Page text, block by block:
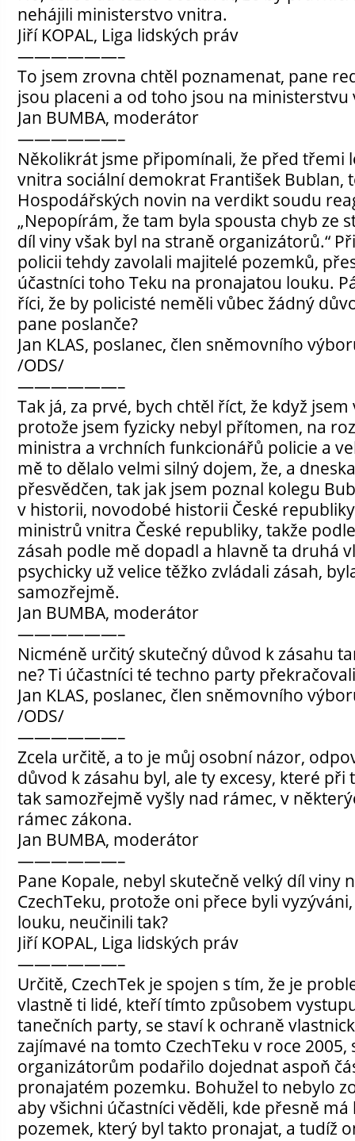
nehájili ministerstvo vnitra.
Jiří KOPAL, Liga lidských práv
——————–
To jsem zrovna chtěl poznamenat, pane
jsou placeni a od toho jsou na ministerstvu
Jan BUMBA, moderátor
——————–
Několikrát jsme připomínali, že před třemi
vnitra sociální demokrat František Bublan,
Hospodářských novin na verdikt soudu
„Nepopírám, že tam byla spousta chyb ze
díl viny však byl na straně organizátorů.“
policii tehdy zavolali majitelé pozemků,
účastníci toho Teku na pronajatou louku.
říci, že by policisté neměli vůbec žádný
pane poslanče?
Jan KLAS, poslanec, člen sněmovního
/ODS/
——————–
Tak já, za prvé, bych chtěl říct, že když
protože jsem fyzicky nebyl přítomen, na
ministra a vrchních funkcionářů policie a
mě to dělalo velmi silný dojem, že, a
přesvědčen, tak jak jsem poznal kolegu
v historii, novodobé historii České
ministrů vnitra České republiky, takže
zásah podle mě dopadl a hlavně ta druhá
psychicky už velice těžko zvládali zásah,
samozřejmě.
Jan BUMBA, moderátor
——————–
Nicméně určitý skutečný důvod k zásahu
ne? Ti účastníci té techno party
Jan KLAS, poslanec, člen sněmovního
/ODS/
——————–
Zcela určitě, a to je můj osobní názor,
důvod k zásahu byl, ale ty excesy, které při
tak samozřejmě vyšly nad rámec, v
rámec zákona.
Jan BUMBA, moderátor
——————–
Pane Kopale, nebyl skutečně velký díl viny
CzechTeku, protože oni přece byli
louku, neučinili tak?
Jiří KOPAL, Liga lidských práv
——————–
Určitě, CzechTek je spojen s tím, že je
vlastně ti lidé, kteří tímto způsobem
tanečních party, se staví k ochraně
zajímavé na tomto CzechTeku v roce
organizátorům podařilo dojednat aspoň
pronajatém pozemku. Bohužel to nebylo
aby všichni účastníci věděli, kde přesně
pozemek, který byl takto pronajat, a tudíž